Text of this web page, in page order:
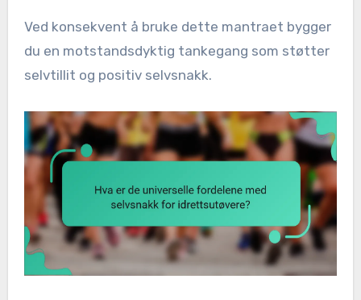
Ved konsekvent å bruke dette mantraet bygger
du en motstandsdyktig tankegang som støtter
selvtillit og positiv selvsnakk.